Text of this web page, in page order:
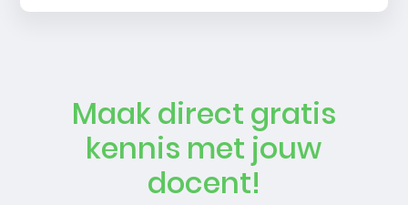
Maak direct gratis
kennis met jouw
docent!